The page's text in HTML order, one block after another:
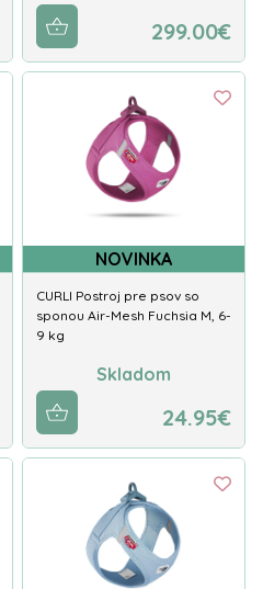
299.00€
NOVINKA
CURLI Postroj pre psov so
sponou Air-Mesh Fuchsia M, 6-
9 kg
Skladom
24.95€